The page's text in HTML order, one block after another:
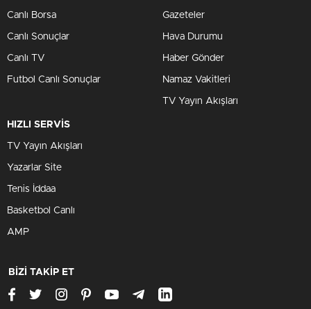
Canlı Borsa
Canlı Sonuçlar
Canlı TV
Futbol Canlı Sonuçlar
Gazeteler
Hava Durumu
Haber Gönder
Namaz Vakitleri
TV Yayın Akışları
HIZLI SERVİS
TV Yayın Akışları
Yazarlar Site
Tenis İddaa
Basketbol Canlı
AMP
BİZİ TAKİP ET